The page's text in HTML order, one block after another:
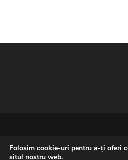
Folosim cookie-uri pentru a-ți oferi
situl nostru web.